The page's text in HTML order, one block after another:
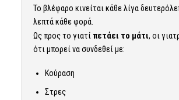
Το βλέφαρο κινείται κάθε λίγα
λεπτά κάθε φορά.
Ως προς το γιατί πετάει το μάτι, οι
ότι μπορεί να συνδεθεί με:
Κούραση
Στρες